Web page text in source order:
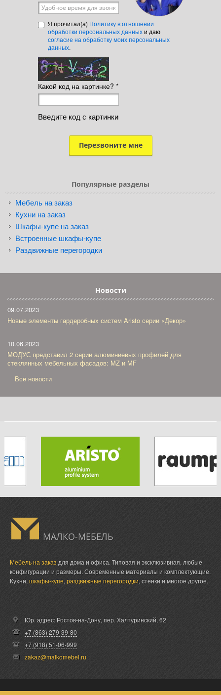
Удобное время для звонка
Я прочитал(а) Политику в отношении
обработки персональных данныхи даю
согласие на обработку моих персональных
данных.
Какой код на картинке? *
Введите код с картинки
Популярные разделы
Мебель на заказ
Кухни на заказ
Шкафы-купе на заказ
Встроенные шкафы-купе
Раздвижные перегородки
Новости
09.07.2023
Новые элементы гардеробных систем Aristo серии «Декор»
10.06.2023
МОДУС представил 2 серии алюминиевых профилей для
стеклянных мебельных фасадов: MZ и MF
Все новости
МАЛКО-МЕБЕЛЬ
Мебель на заказ для дома и офиса. Типовая и эксклюзивная, любые
конфигурации и размеры. Современные материалы и комплектующие.
Кухни, шкафы-купе, раздвижные перегородки, стенки и многое другое.
Юр. адрес: Ростов-на-Дону, пер. Халтуринский, 62
+7 (863) 279-39-80
+7 (918) 51-06-999
zakaz@malkomebel.ru